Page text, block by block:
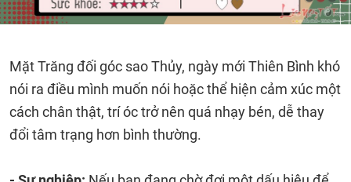
Mặt Trăng đối góc sao Thủy, ngày mới Thiên Bình khó
nói ra điều mình muốn nói hoặc thể hiện cảm xúc một
cách chân thật, trí óc trở nên quá nhạy bén, dễ thay
đổi tâm trạng hơn bình thường.